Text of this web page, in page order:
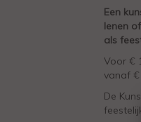
Een
lenen
als
Voor €
vanaf €
De